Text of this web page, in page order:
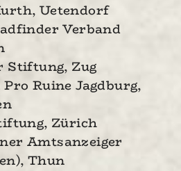
Uetendorf
Verband
Stiftung, Zug
Ruine Jagdburg,
Zürich
Amtsanzeiger
Thun